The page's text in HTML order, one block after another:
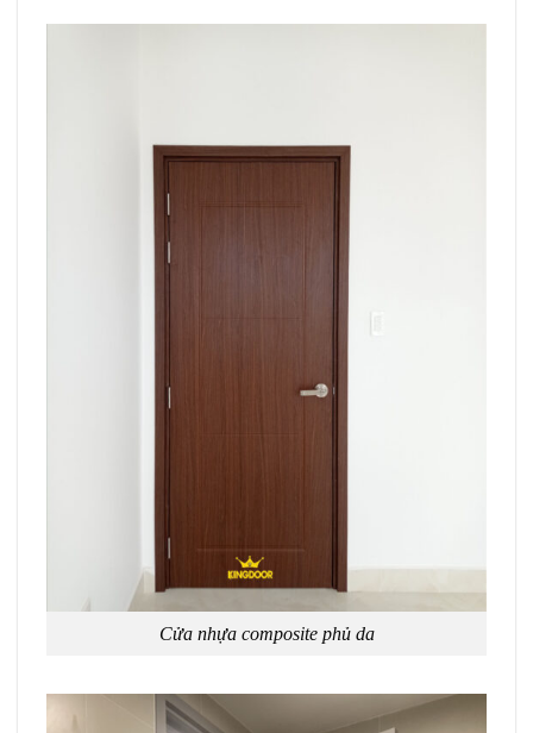
Cửa nhựa composite phủ da